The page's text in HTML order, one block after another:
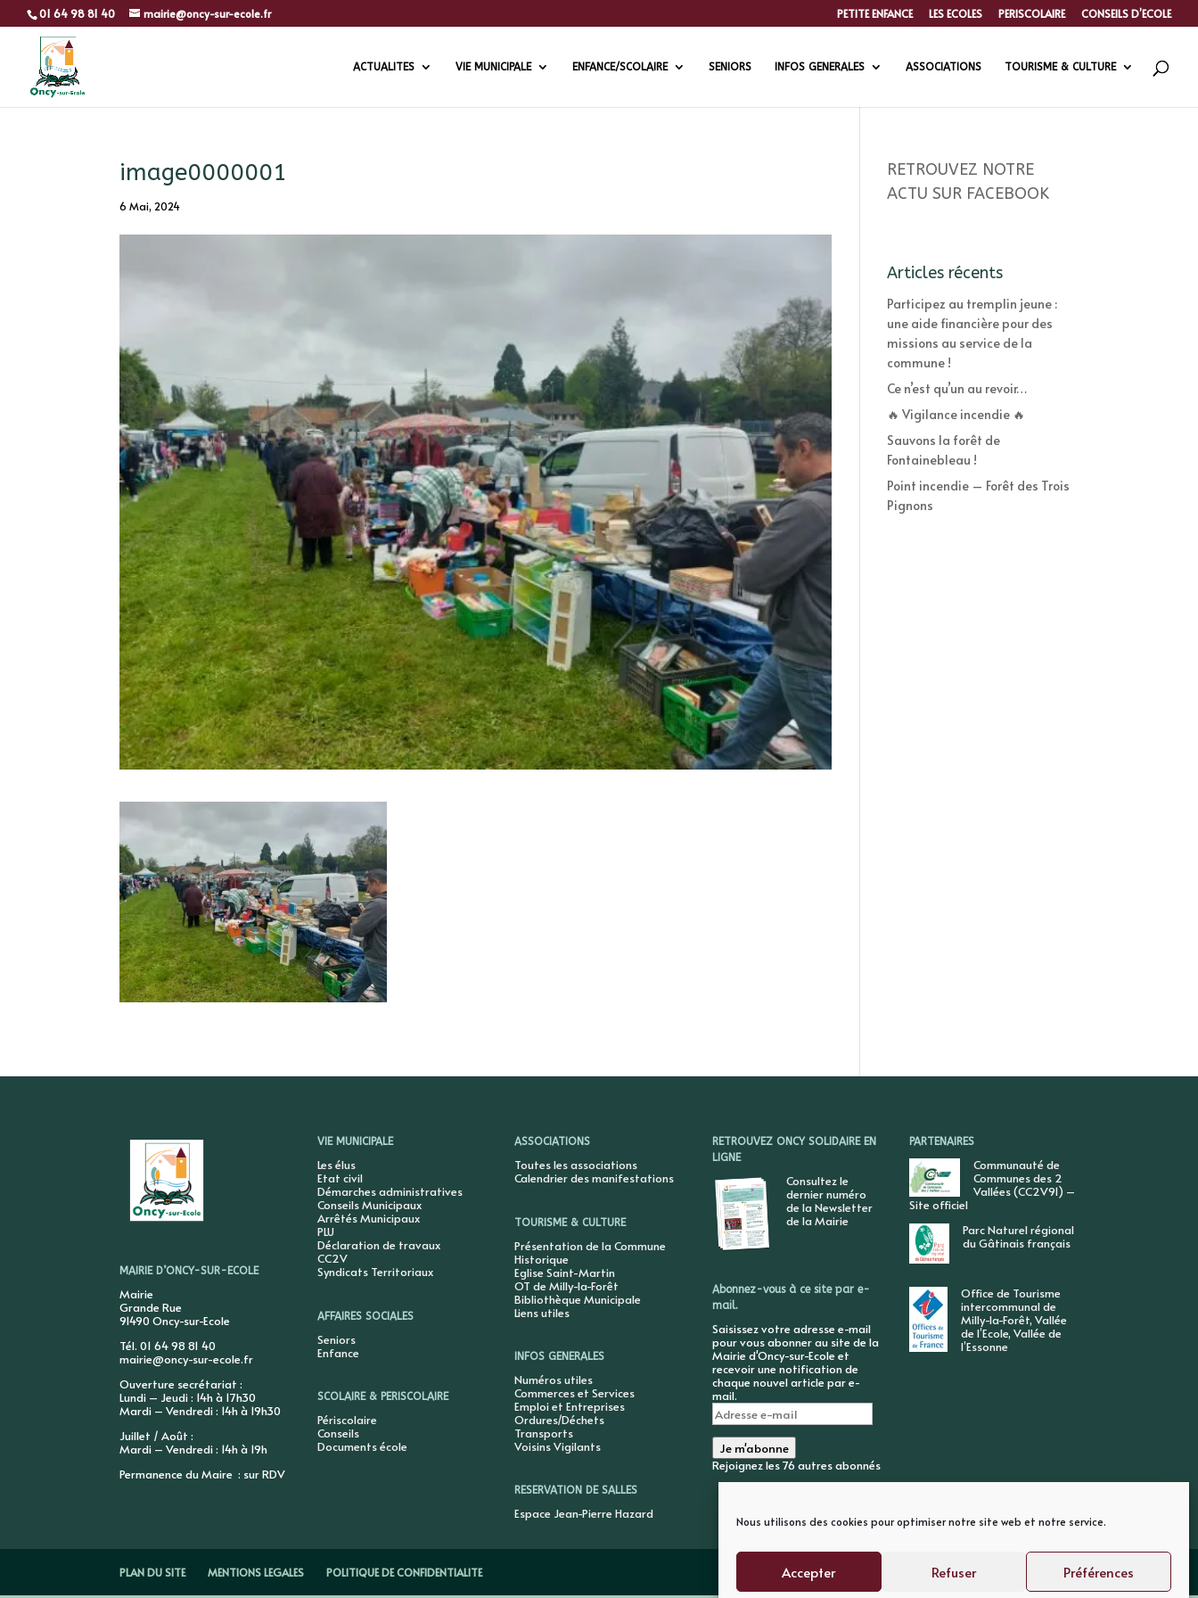
Nous utilisons des cookies pour optimiser notre site web et notre service.
Accepter Refuser Préférences
01 64 98 81 40 mairie@oncy-sur-ecole.fr PETITE ENFANCE LES ECOLES PERISCOLAIRE CONSEILS D’ECOLE
ACTUALITES VIE MUNICIPALE ENFANCE/SCOLAIRE SENIORS INFOS GENERALES ASSOCIATIONS TOURISME & CULTURE
image0000001
6 Mai, 2024
RETROUVEZ NOTRE
ACTU SUR FACEBOOK
Articles récents
Participez au tremplin jeune :
une aide financière pour des
missions au service de la
commune !
Ce n’est qu’un au revoir…
🔥 Vigilance incendie 🔥
Sauvons la forêt de
Fontainebleau !
Point incendie – Forêt des Trois
Pignons
MAIRIE D’ONCY-SUR-ECOLE
Mairie
Grande Rue
91490 Oncy-sur-Ecole
Tél. 01 64 98 81 40
mairie@oncy-sur-ecole.fr
Ouverture secrétariat :
Lundi – Jeudi : 14h à 17h30
Mardi – Vendredi : 14h à 19h30
Juillet / Août :
Mardi – Vendredi : 14h à 19h
Permanence du Maire : sur RDV
VIE MUNICIPALE
Les élus
Etat civil
Démarches administratives
Conseils Municipaux
Arrêtés Municipaux
PLU
Déclaration de travaux
CC2V
Syndicats Territoriaux
AFFAIRES SOCIALES
Seniors
Enfance
SCOLAIRE & PERISCOLAIRE
Périscolaire
Conseils
Documents école
ASSOCIATIONS
Toutes les associations
Calendrier des manifestations
TOURISME & CULTURE
Présentation de la Commune
Historique
Eglise Saint-Martin
OT de Milly-la-Forêt
Bibliothèque Municipale
Liens utiles
INFOS GENERALES
Numéros utiles
Commerces et Services
Emploi et Entreprises
Ordures/Déchets
Transports
Voisins Vigilants
RESERVATION DE SALLES
Espace Jean-Pierre Hazard
RETROUVEZ ONCY SOLIDAIRE EN
LIGNE
Consultez le
dernier numéro
de la Newsletter
de la Mairie
Abonnez-vous à ce site par e-
mail.
Saisissez votre adresse e-mail
pour vous abonner au site de la
Mairie d'Oncy-sur-Ecole et
recevoir une notification de
chaque nouvel article par e-
mail.
Adresse
e-
mail
Je m'abonne
Rejoignez les 76 autres abonnés
PARTENAIRES
Communauté de
Communes des 2
Vallées (CC2V91) –
Site officiel
Parc Naturel régional
du Gâtinais français
Office de Tourisme
intercommunal de
Milly-la-Forêt, Vallée
de l’Ecole, Vallée de
l’Essonne
PLAN DU SITE MENTIONS LEGALES POLITIQUE DE CONFIDENTIALITE